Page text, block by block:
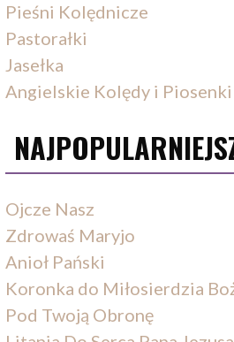
Pieśni Kolędnicze
Pastorałki
Jasełka
Angielskie Kolędy i
Ojcze Nasz
Zdrowaś Maryjo
Anioł Pański
Koronka do Miłosierdzia
Pod Twoją Obronę